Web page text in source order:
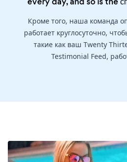
Кроме того, наша команда
работает круглосуточно,
такие как ваш Twenty
Testimonial Feed,